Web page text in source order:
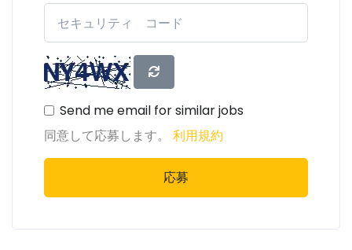
Send me email for similar jobs
同意して応募します。 利用規約
応募